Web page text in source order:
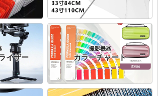
イザー
撮影機器
カラーチャート